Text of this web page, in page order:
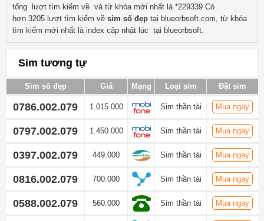
tổng lượt tìm kiếm về và từ khóa mới nhất là *229339 Có
hơn 3205 lượt tìm kiếm về sim số đẹp tại blueorbsoft.com, từ khóa
tìm kiếm mới nhất là index cập nhật lúc tại blueorbsoft.
Sim tương tự
Sim số đẹp Giá Mạng Loại sim Đặt sim
0786.002.079 1.015.000 Sim thần tài Mua ngay
0797.002.079 1.450.000 Sim thần tài Mua ngay
0397.002.079 449.000 Sim thần tài Mua ngay
0816.002.079 700.000 Sim thần tài Mua ngay
0588.002.079 560.000 Sim thần tài Mua ngay